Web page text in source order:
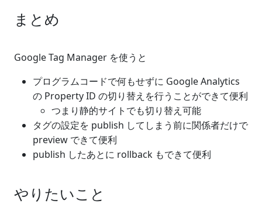
まとめ
Google Tag Manager を使うと
プログラムコードで何もせずに Google Analytics
の Property ID の切り替えを行うことができて便利
つまり静的サイトでも切り替え可能
タグの設定を publish してしまう前に関係者だけで
preview できて便利
publish したあとに rollback もできて便利
やりたいこと